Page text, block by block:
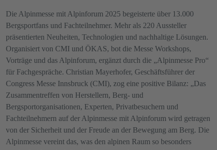
Die Alpinmesse mit Alpinforum 2025 begeisterte über 13.000
Bergsportfans und Fachteilnehmer. Mehr als 220 Aussteller
präsentierten Neuheiten, Technologien und nachhaltige Lösungen.
Organisiert von CMI und ÖKAS, bot die Messe Workshops,
Vorträge und das Alpinforum, ergänzt durch die „Alpinmesse Pro“
für Fachgespräche. Christian Mayerhofer, Geschäftsführer der
Congress Messe Innsbruck (CMI), zog eine positive Bilanz: „Das
Zusammentreffen von Herstellern, Berg- und
Bergsportorganisationen, Experten, Privatbesuchern und
Fachteilnehmern auf der Alpinmesse mit Alpinforum wird getragen
von der Sicherheit und der Freude an der Bewegung am Berg. Die
Alpinmesse vereint das, was den alpinen Raum so besonders